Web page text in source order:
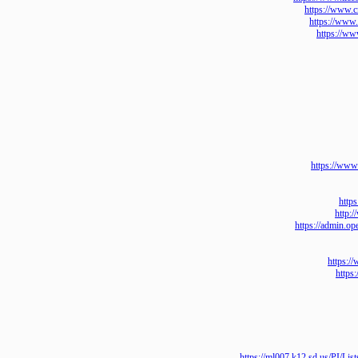
https://
https://
https://
https://